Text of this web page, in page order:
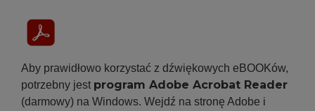
Aby prawidłowo korzystać z dźwiękowych eBOOKów,
potrzebny jest program Adobe Acrobat Reader
(darmowy) na Windows. Wejdź na stronę Adobe i